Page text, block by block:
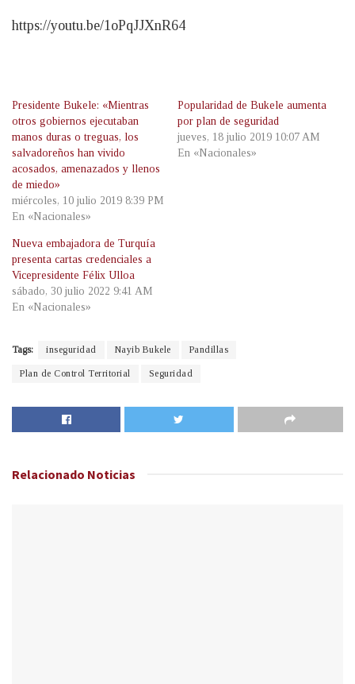
https://youtu.be/1oPqJJXnR64
Presidente Bukele: «Mientras
otros gobiernos ejecutaban
manos duras o treguas, los
salvadoreños han vivido
acosados, amenazados y llenos
de miedo»
miércoles, 10 julio 2019 8:39 PM
En «Nacionales»
Popularidad de Bukele aumenta
por plan de seguridad
jueves, 18 julio 2019 10:07 AM
En «Nacionales»
Nueva embajadora de Turquía
presenta cartas credenciales a
Vicepresidente Félix Ulloa
sábado, 30 julio 2022 9:41 AM
En «Nacionales»
Tags: inseguridad Nayib Bukele Pandillas
Plan de Control Territorial Seguridad
Relacionado Noticias